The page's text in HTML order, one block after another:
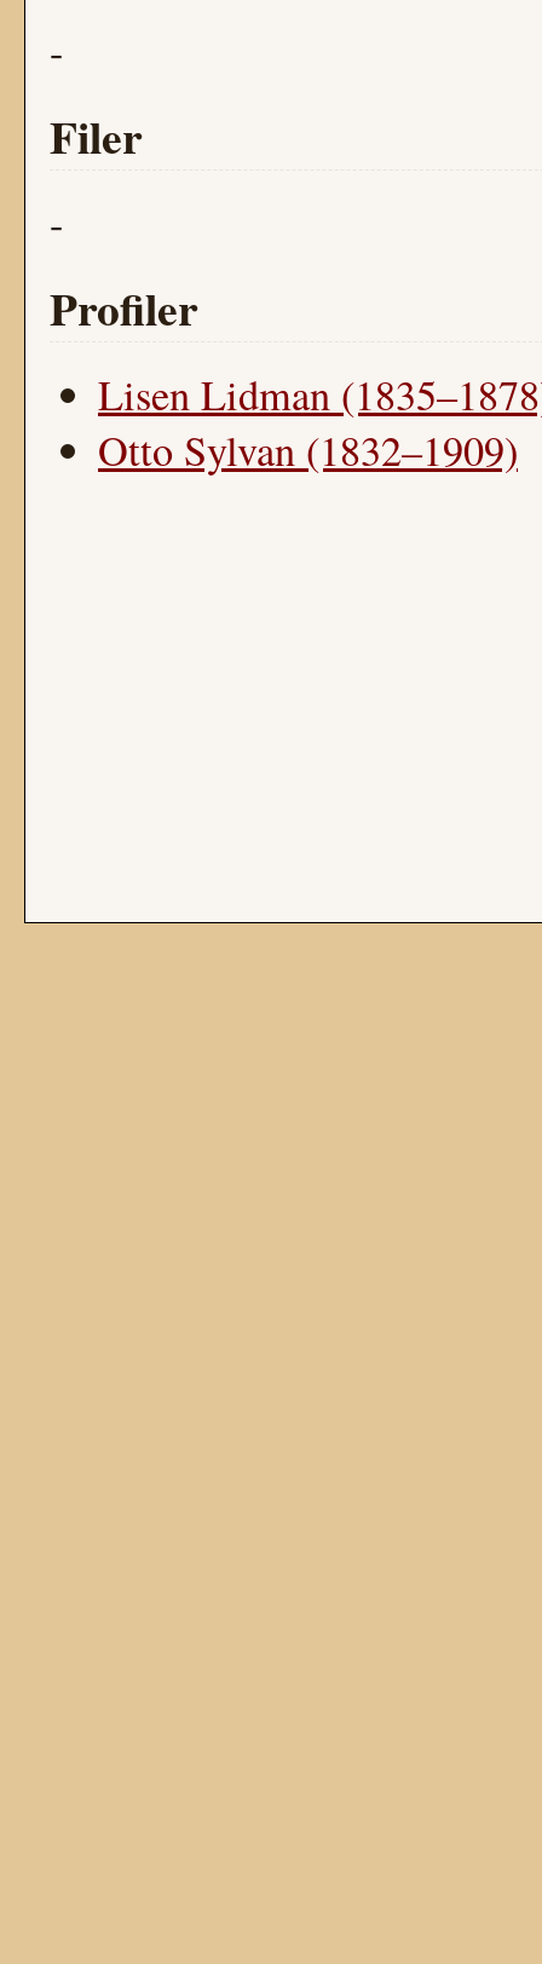
-
Filer
-
Profiler
Lisen Lidman
Otto Sylvan (1832–1909)